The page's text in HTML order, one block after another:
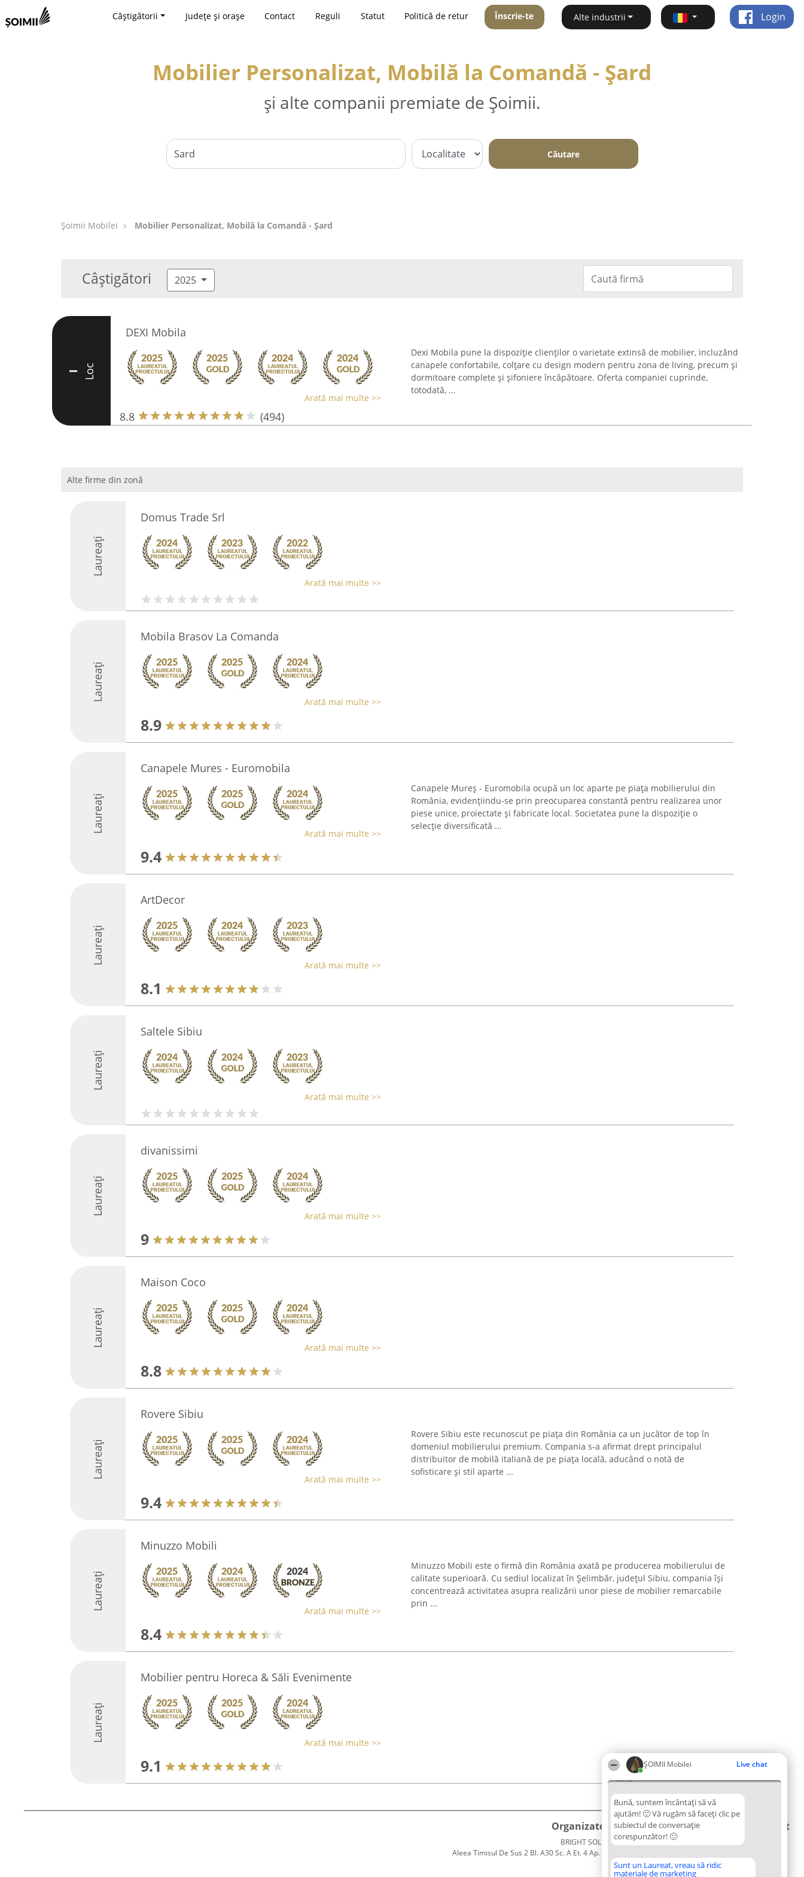
ȘOIMII Mobilei Live chat
04:52
Bună, suntem încântați să vă
ajutăm! 🙂 Vă rugăm să faceți clic pe
subiectul de conversație
corespunzător! 🙂
Sunt un Laureat, vreau să ridic
materiale de marketing
Câștigătorii Județe și orașe Contact Reguli Statut Politică de retur Înscrie-te Alte industrii Login
Mobilier Personalizat, Mobilă la Comandă - Şard
și alte companii premiate de Șoimii.
Căutare
Șoimii Mobilei Mobilier Personalizat, Mobilă la Comandă - Şard
Câștigători 2025
I Loc
DEXI Mobila
Arată mai multe >>
8.8 (494)
Dexi Mobila pune la dispoziție clienților o varietate extinsă de mobilier, incluzând
canapele confortabile, colțare cu design modern pentru zona de living, precum și
dormitoare complete și șifoniere încăpătoare. Oferta companiei cuprinde,
totodată, ...
Alte firme din zonă
Laureați
Domus Trade Srl
Arată mai multe >>
Laureați
Mobila Brasov La Comanda
Arată mai multe >>
8.9
Laureați
Canapele Mures - Euromobila
Arată mai multe >>
9.4
Canapele Mureș - Euromobila ocupă un loc aparte pe piața mobilierului din
România, evidențiindu-se prin preocuparea constantă pentru realizarea unor
piese unice, proiectate și fabricate local. Societatea pune la dispoziție o
selecție diversificată ...
Laureați
ArtDecor
Arată mai multe >>
8.1
Laureați
Saltele Sibiu
Arată mai multe >>
Laureați
divanissimi
Arată mai multe >>
9
Laureați
Maison Coco
Arată mai multe >>
8.8
Laureați
Rovere Sibiu
Arată mai multe >>
9.4
Rovere Sibiu este recunoscut pe piața din România ca un jucător de top în
domeniul mobilierului premium. Compania s-a afirmat drept principalul
distribuitor de mobilă italiană de pe piața locală, aducând o notă de
sofisticare și stil aparte ...
Laureați
Minuzzo Mobili
Arată mai multe >>
8.4
Minuzzo Mobili este o firmă din România axată pe producerea mobilierului de
calitate superioară. Cu sediul localizat în Șelimbăr, județul Sibiu, compania își
concentrează activitatea asupra realizării unor piese de mobilier remarcabile
prin ...
Laureați
Mobilier pentru Horeca & Săli Evenimente
Arată mai multe >>
9.1
Organizator Ranking
BRIGHT SOLUTIONS BR SRL
Aleea Timisul De Sus 2 Bl. A30 Sc. A Et. 4 Ap. 13 Cod 061952
București
CUI 36737675
Plebiscyt
Tuturor
Laureaților
Contact